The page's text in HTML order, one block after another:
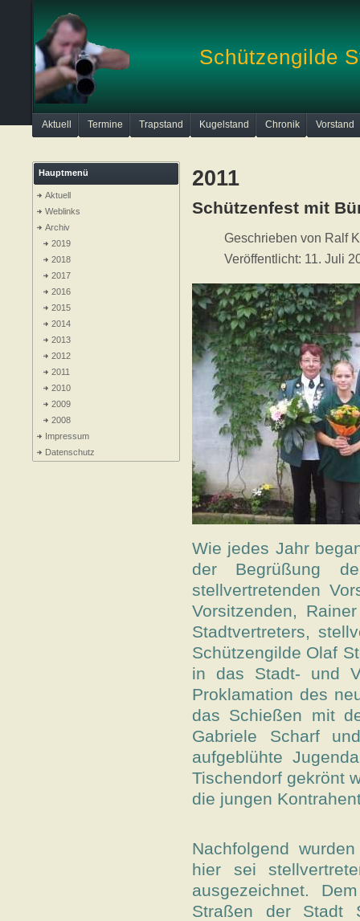
Schützengilde
Aktuell Termine Trapstand Kugelstand Chronik Vorstand
Hauptmenü
Aktuell
Weblinks
Archiv
2019
2018
2017
2016
2015
2014
2013
2012
2011
2010
2009
2008
Impressum
Datenschutz
2011
Schützenfest mit
Geschrieben von Ralf
Veröffentlicht: 11. Juli
Wie jedes Jahr
der Begrüßung
stellvertretenden
Vorsitzenden,
Stadtvertreters,
Schützengilde Olaf
in das Stadt- und
Proklamation des
das Schießen mit
Gabriele Scharf
aufgeblühte
Tischendorf gekrönt
die jungen
Nachfolgend
hier sei
ausgezeichnet.
Straßen der Stadt